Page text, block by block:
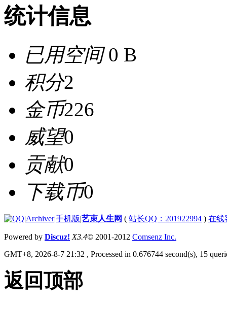
统计信息
已用空间0 B
积分2
金币226
威望0
贡献0
下载币0
|Archiver|手机版|艺束人生网 ( 站长QQ：201922994 ) 在线
Powered by Discuz! X3.4© 2001-2012 Comsenz Inc.
GMT+8, 2026-8-7 21:32 , Processed in 0.676744 second(s), 15
返回顶部